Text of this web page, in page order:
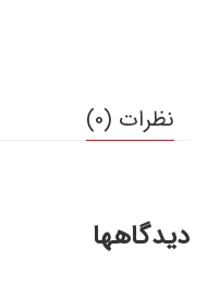
نظرات (0)
دیدگاهها